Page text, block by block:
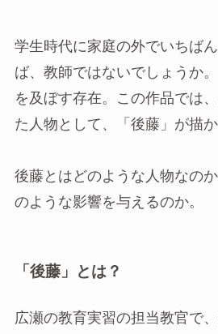
学生時代に家庭の外でいちば
ば、教師ではないでしょうか
を及ぼす存在。この作品では
た人物として、「後藤」が描か
後藤とはどのような人物なの
のような影響を与えるのか。
「後藤」とは？
広瀬の教育実習の担当教官で